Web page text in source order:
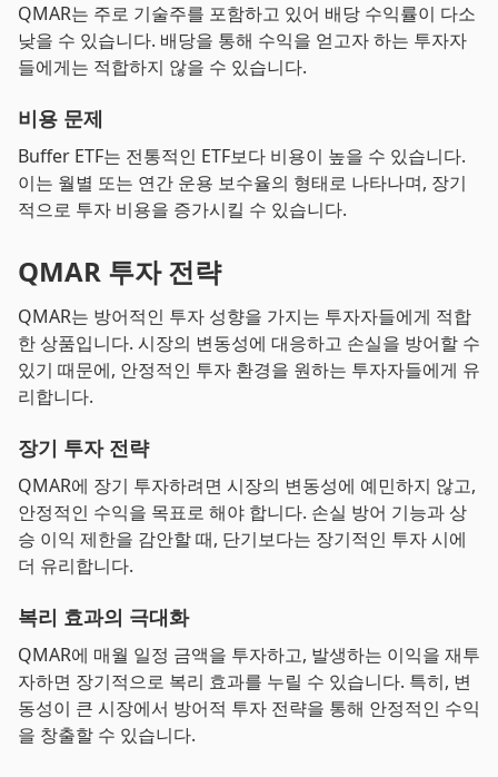
QMAR는 주로 기술주를 포함하고 있어 배당 수익률이 다소
낮을 수 있습니다. 배당을 통해 수익을 얻고자 하는 투자자
들에게는 적합하지 않을 수 있습니다.
비용 문제
Buffer ETF는 전통적인 ETF보다 비용이 높을 수 있습니다.
이는 월별 또는 연간 운용 보수율의 형태로 나타나며, 장기
적으로 투자 비용을 증가시킬 수 있습니다.
QMAR 투자 전략
QMAR는 방어적인 투자 성향을 가지는 투자자들에게 적합
한 상품입니다. 시장의 변동성에 대응하고 손실을 방어할 수
있기 때문에, 안정적인 투자 환경을 원하는 투자자들에게 유
리합니다.
장기 투자 전략
QMAR에 장기 투자하려면 시장의 변동성에 예민하지 않고,
안정적인 수익을 목표로 해야 합니다. 손실 방어 기능과 상
승 이익 제한을 감안할 때, 단기보다는 장기적인 투자 시에
더 유리합니다.
복리 효과의 극대화
QMAR에 매월 일정 금액을 투자하고, 발생하는 이익을 재투
자하면 장기적으로 복리 효과를 누릴 수 있습니다. 특히, 변
동성이 큰 시장에서 방어적 투자 전략을 통해 안정적인 수익
을 창출할 수 있습니다.